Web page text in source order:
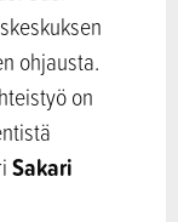
ohjausta.
on
Sakari